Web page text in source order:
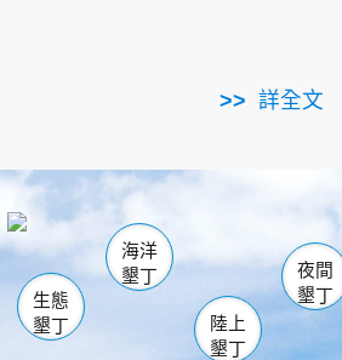
詳全文
海生館
恆春
龍鑾潭自然中心 森林遊
瓊麻館
關山 墾管處遊
社
船帆石
白砂 香
生態
墾丁
海洋
墾丁
陸上
墾丁
夜間
墾丁